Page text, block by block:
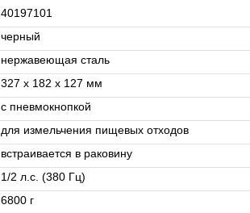
40197101
черный
нержавеющая сталь
327 x 182 x 127 мм
с пневмокнопкой
для измельчения пищевых отходов
встраивается в раковину
1/2 л.с. (380 Гц)
6800 г